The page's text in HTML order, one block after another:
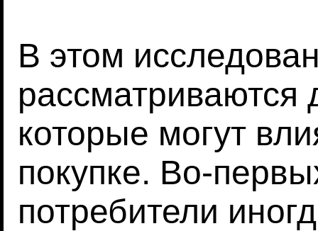
В этом
рассматриваются
которые могут
покупке. Во-
потребители